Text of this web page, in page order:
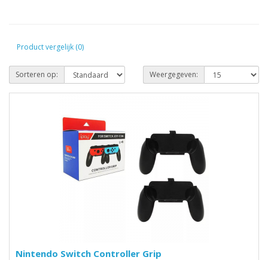
Product vergelijk (0)
Sorteren op: Weergegeven:
Nintendo Switch Controller Grip